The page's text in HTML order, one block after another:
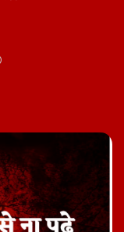
WhatsApp